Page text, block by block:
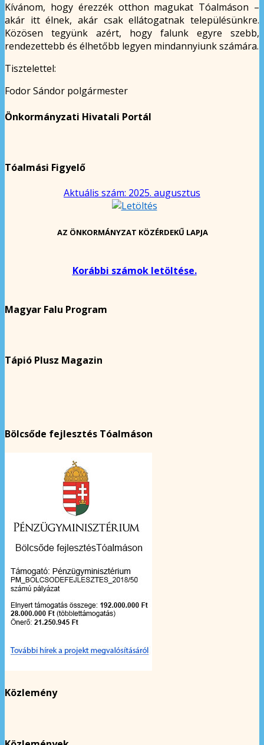
Kívánom, hogy érezzék otthon magukat Tóalmáson –
akár itt élnek, akár csak ellátogatnak településünkre.
Közösen tegyünk azért, hogy falunk egyre szebb,
rendezettebb és élhetőbb legyen mindannyiunk számára.
Tisztelettel:
Fodor Sándor polgármester
Önkormányzati Hivatali Portál
Tóalmási Figyelő
Aktuális szám: 2025. augusztus
AZ ÖNKORMÁNYZAT KÖZÉRDEKŰ LAPJA
Korábbi számok letöltése.
Magyar Falu Program
Tápió Plusz Magazin
Bölcsőde fejlesztés Tóalmáson
Közlemény